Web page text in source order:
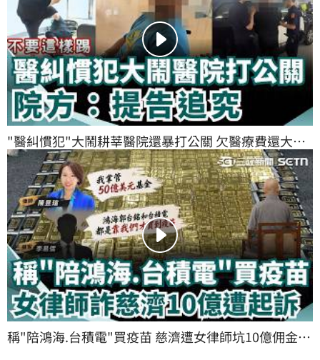
"醫糾慣犯"大鬧耕莘醫院還暴打公關 欠醫療費還大聲!
院方：提告追究｜三立新聞網 SETN.com
稱"陪鴻海.台積電"買疫苗 慈濟遭女律師坑10億佣金